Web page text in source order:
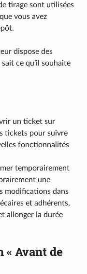
tirage sont utilisées
vous avez
dispose des
ce qu’il souhaite
un ticket sur
tickets pour suivre
fonctionnalités
temporairement
une
modifications dans
et adhérents,
allonger la durée
« Avant de